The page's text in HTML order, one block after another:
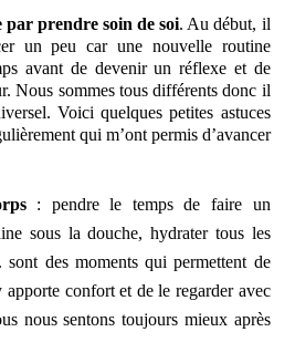
par prendre soin de soi. Au début, il
un peu car une nouvelle routine
avant de devenir un réflexe et de
Nous sommes tous différents donc il
Voici quelques petites astuces
qui m’ont permis d’avancer
: pendre le temps de faire un
sous la douche, hydrater tous les
sont des moments qui permettent de
apporte confort et de le regarder avec
nous sentons toujours mieux après